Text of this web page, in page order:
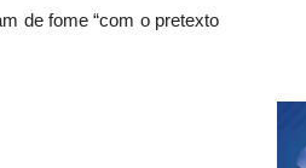
de fome “com o pretexto